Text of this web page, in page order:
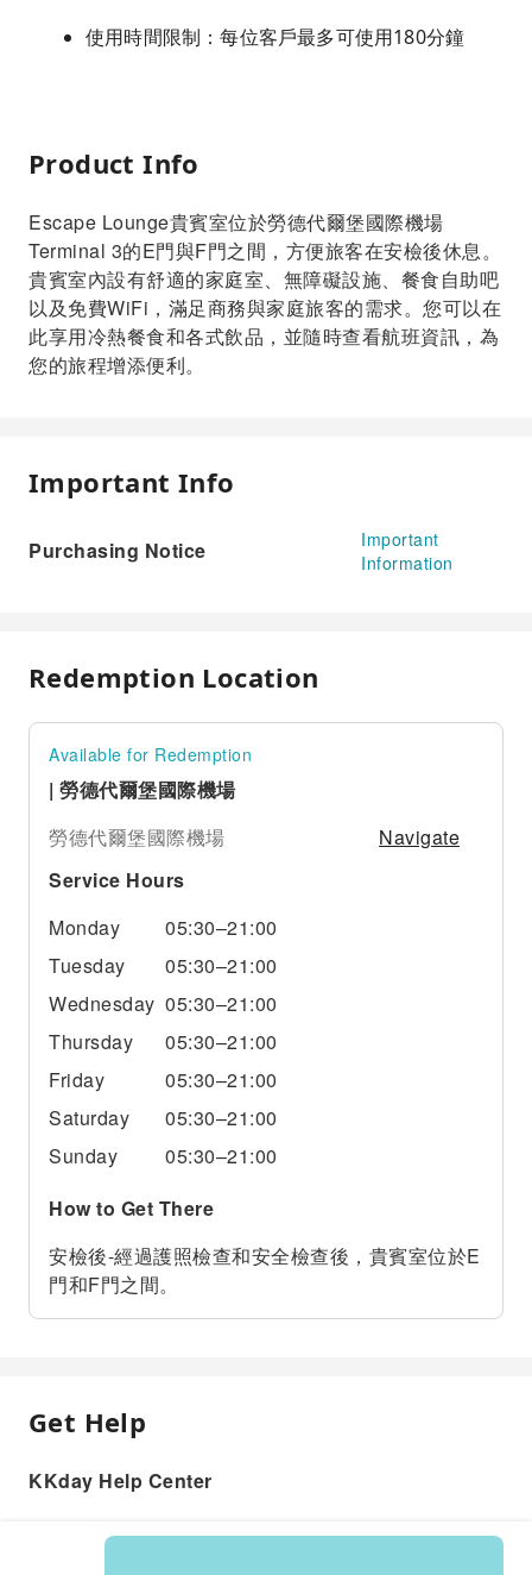
使用時間限制：每位客戶最多可使用180分鐘
Product Info
Escape Lounge貴賓室位於勞德代爾堡國際機場
Terminal 3的E門與F門之間，方便旅客在安檢後休息。
貴賓室內設有舒適的家庭室、無障礙設施、餐食自助吧
以及免費WiFi，滿足商務與家庭旅客的需求。您可以在
此享用冷熱餐食和各式飲品，並隨時查看航班資訊，為
您的旅程增添便利。
Important Info
Purchasing Notice
Important
Information
Redemption Location
Available for Redemption
| 勞德代爾堡國際機場
勞德代爾堡國際機場
Navigate
Service Hours
Monday
05:30–21:00
Tuesday
05:30–21:00
Wednesday 05:30–21:00
Thursday
05:30–21:00
Friday
05:30–21:00
Saturday
05:30–21:00
Sunday
05:30–21:00
How to Get There
安檢後-經過護照檢查和安全檢查後，貴賓室位於E
門和F門之間。
Get Help
KKday Help Center